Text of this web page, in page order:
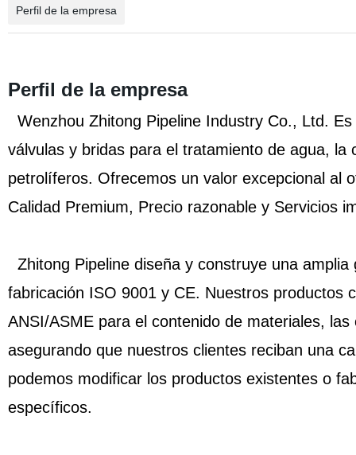
Perfil de la empresa
Perfil de la empresa
Wenzhou Zhitong Pipeline Industry Co., Ltd.
válvulas y bridas para el tratamiento de agua,
petrolíferos. Ofrecemos un valor excepcional al
Calidad Premium, Precio razonable y Servicios
Zhitong Pipeline diseña y construye una
fabricación ISO 9001 y CE. Nuestros productos
ANSI/ASME para el contenido de materiales,
asegurando que nuestros clientes reciban una
podemos modificar los productos existentes o
específicos.